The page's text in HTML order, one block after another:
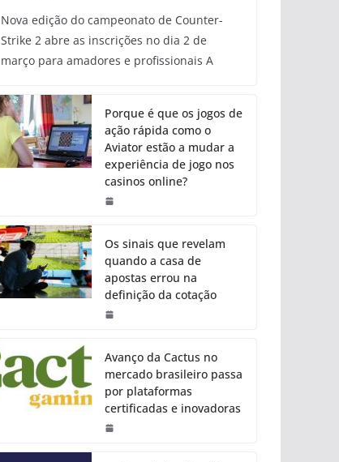
Nova edição do campeonato de Counter-
Strike 2 abre as inscrições no dia 2 de
março para amadores e profissionais A
Porque é que os jogos de
ação rápida como o
Aviator estão a mudar a
experiência de jogo nos
casinos online?
Os sinais que revelam
quando a casa de
apostas errou na
definição da cotação
Avanço da Cactus no
mercado brasileiro passa
por plataformas
certificadas e inovadoras